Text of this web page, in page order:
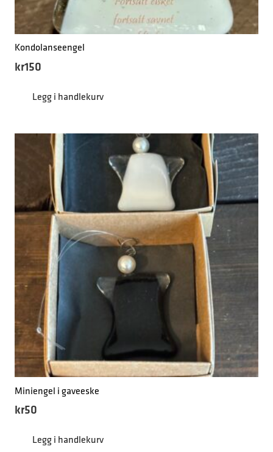
Kondolanseengel
kr150
Legg i handlekurv
Miniengel i gaveeske
kr50
Legg i handlekurv